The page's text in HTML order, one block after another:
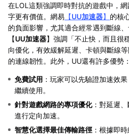
在LOL這類強調即時對抗的遊戲中，
字更有價值。網易 【UU加速器】 的核
的負面影響，尤其適合經常遇到斷線、
【UU加速器】強調「不止快，而且很
向優化，有效緩解延遲、卡頓與斷線
的連線韌性。此外，UU還有許多優勢：
免費試用 ：玩家可以先驗證加速效
繼續使用。
針對遊戲網路的專項優化：對延遲
進行定向加速。
智慧化選擇最佳傳輸路徑 ：根據即